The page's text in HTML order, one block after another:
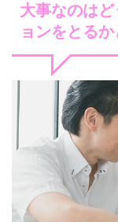
大事なのは
ョンをとる